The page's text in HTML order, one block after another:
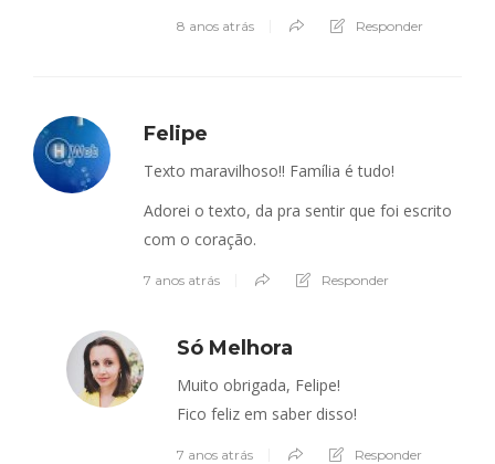
8 anos atrás Responder
Felipe
Texto maravilhoso!! Família é tudo!
Adorei o texto, da pra sentir que foi escrito
com o coração.
7 anos atrás Responder
Só Melhora
Muito obrigada, Felipe!
Fico feliz em saber disso!
7 anos atrás Responder